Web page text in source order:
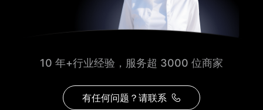
10 年+行业经验，服务超 3000 位商家
有任何问题？请联系